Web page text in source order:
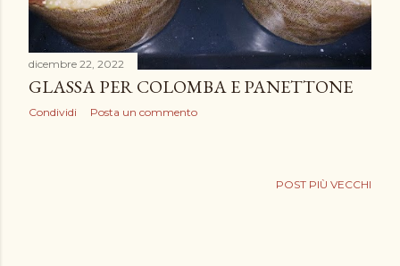
dicembre 22, 2022
GLASSA PER COLOMBA E PANETTONE
Condividi Posta un commento
POST PIÙ VECCHI